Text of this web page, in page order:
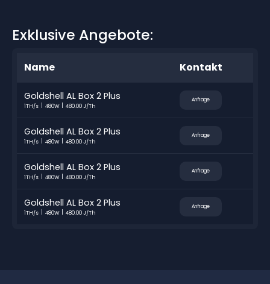
Exklusive Angebote:
Name Kontakt
Goldshell AL Box 2 Plus
1TH/s 480W 480.00 J/Th
Anfrage
Goldshell AL Box 2 Plus
1TH/s 480W 480.00 J/Th
Anfrage
Goldshell AL Box 2 Plus
1TH/s 480W 480.00 J/Th
Anfrage
Goldshell AL Box 2 Plus
1TH/s 480W 480.00 J/Th
Anfrage